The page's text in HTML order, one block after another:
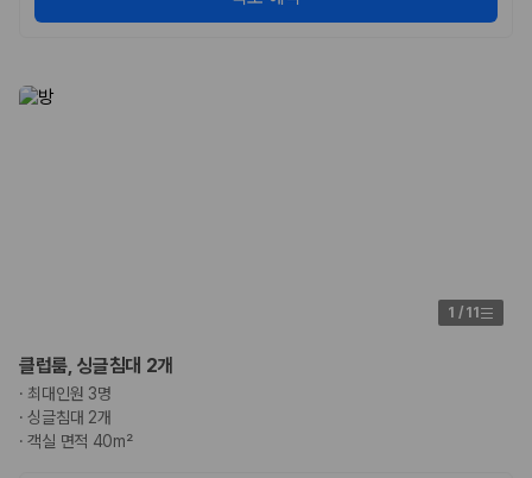
1 / 11
클럽룸, 싱글침대 2개
· 최대인원 3명
·싱글침대 2개
·객실 면적 40m²